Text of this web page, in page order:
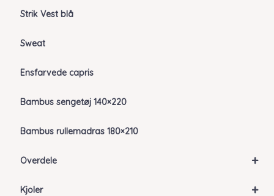
Strik Vest blå
Sweat
Ensfarvede capris
Bambus sengetøj 140×220
Bambus rullemadras 180×210
+
Overdele
+
Kjoler